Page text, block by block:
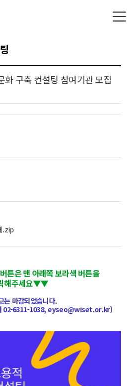
W
이
화 구축 컨설팅 참여기관 모집
.zip
은 맨 아래쪽 보라색 버튼을
해주세요▼▼
는 마감되었습니다.
02-6311-1038, eyseo@wiset.or.kr)